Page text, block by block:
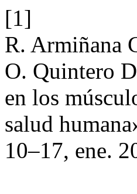
[1]
R. Armiñana
O. Quintero
en los
salud
10–17, ene.